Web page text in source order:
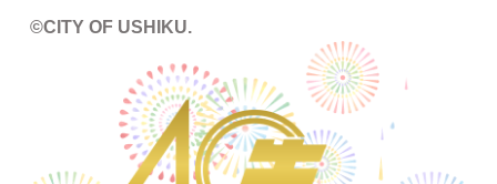
©CITY OF USHIKU.